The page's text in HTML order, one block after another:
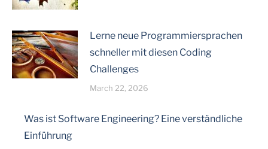
Lerne neue Programmiersprachen
schneller mit diesen Coding
Challenges
March 22, 2026
Was ist Software Engineering? Eine verständliche
Einführung